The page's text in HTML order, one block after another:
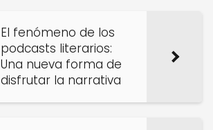
El fenómeno de los
podcasts literarios:
Una nueva forma de
disfrutar la narrativa